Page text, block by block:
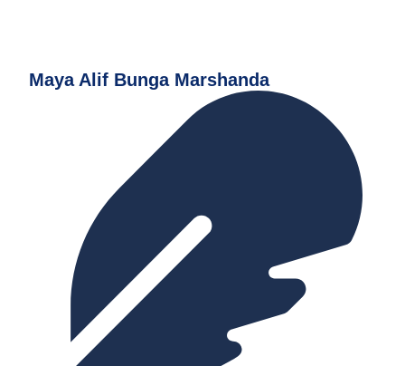
Maya Alif Bunga Marshanda